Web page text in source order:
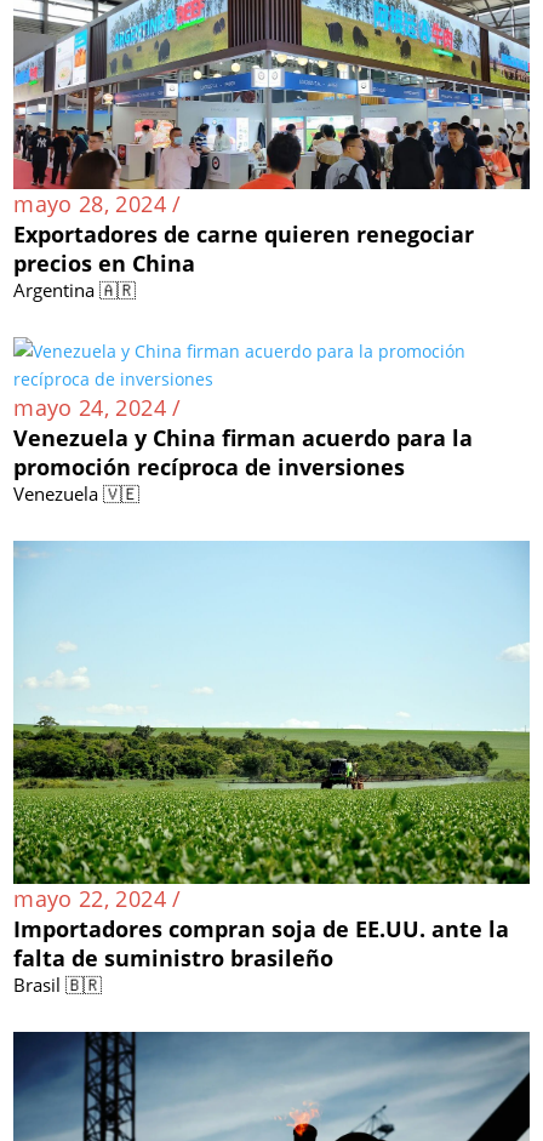
mayo 28, 2024 /
Exportadores de carne quieren renegociar
precios en China
Argentina 🇦🇷
mayo 24, 2024 /
Venezuela y China firman acuerdo para la
promoción recíproca de inversiones
Venezuela 🇻🇪
mayo 22, 2024 /
Importadores compran soja de EE.UU. ante la
falta de suministro brasileño
Brasil 🇧🇷